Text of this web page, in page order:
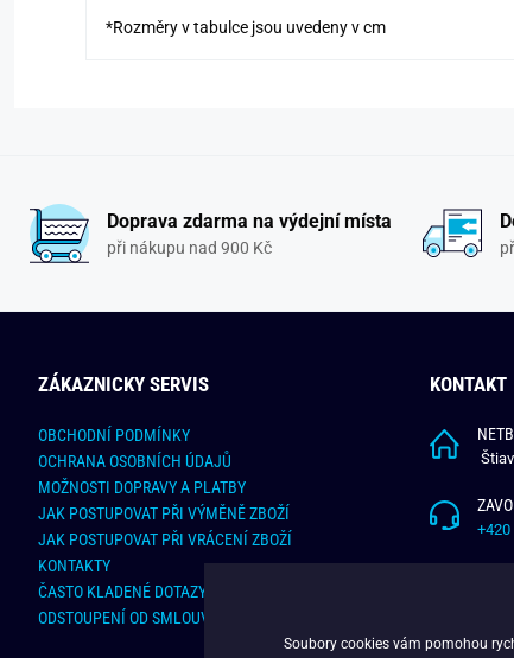
*Rozměry v tabulce jsou uvedeny v cm
Doprava zdarma na výdejní místa
při nákupu nad 900 Kč
ZÁKAZNICKY SERVIS
OBCHODNÍ PODMÍNKY
OCHRANA OSOBNÍCH ÚDAJŮ
MOŽNOSTI DOPRAVY A PLATBY
JAK POSTUPOVAT PŘI VÝMĚNĚ ZBOŽÍ
JAK POSTUPOVAT PŘI VRÁCENÍ ZBOŽÍ
KONTAKTY
ČASTO KLADENÉ DOTAZY
ODSTOUPENÍ OD SMLOUVY - ONLINE FORMULÁŘ
KONTAKT
+420
Soubory cookies vám pomohou